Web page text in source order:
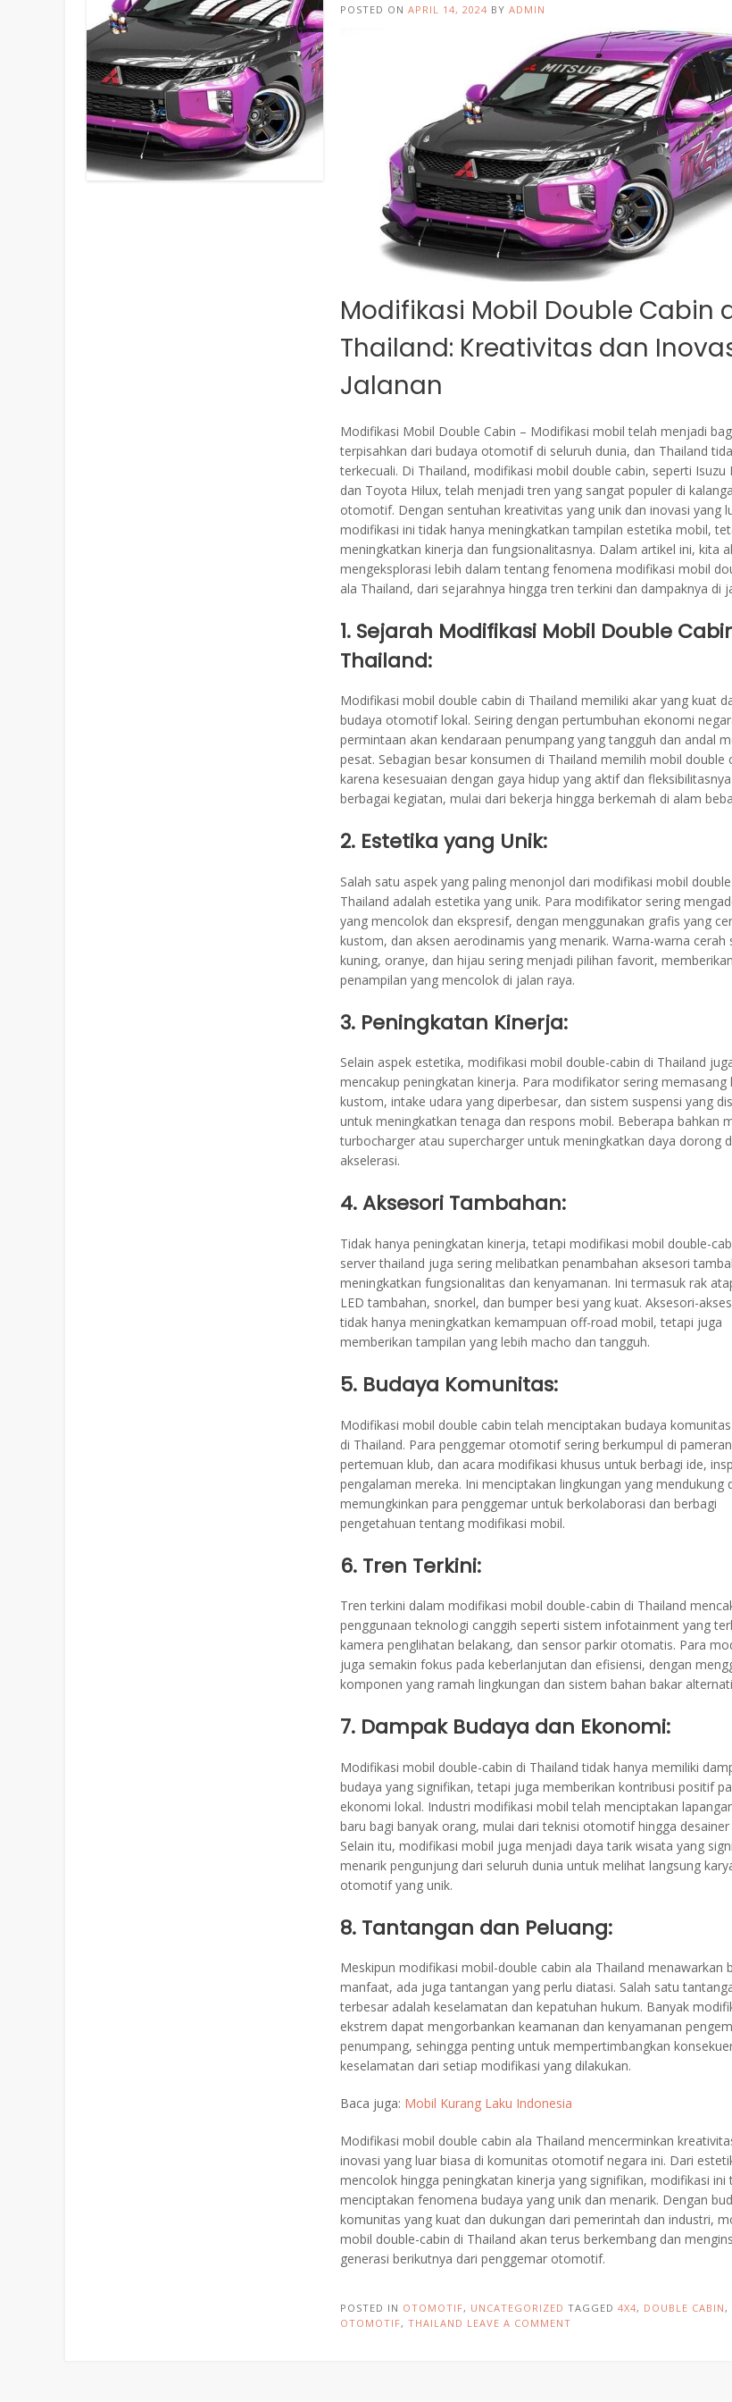
POSTED ONAPRIL 14, 2024 BYADMIN
Modifikasi Mobil Double Cabin
Thailand: Kreativitas dan
Jalanan
Modifikasi Mobil Double Cabin – Modifikasi mobil telah menjadi
terpisahkan dari budaya otomotif di seluruh dunia, dan Thailand
terkecuali. Di Thailand, modifikasi mobil double cabin, seperti Isuzu
dan Toyota Hilux, telah menjadi tren yang sangat populer di
otomotif. Dengan sentuhan kreativitas yang unik dan inovasi yang
modifikasi ini tidak hanya meningkatkan tampilan estetika mobil,
meningkatkan kinerja dan fungsionalitasnya. Dalam artikel ini, kita
mengeksplorasi lebih dalam tentang fenomena modifikasi mobil
ala Thailand, dari sejarahnya hingga tren terkini dan dampaknya di
1. Sejarah Modifikasi Mobil Double
Thailand:
Modifikasi mobil double cabin di Thailand memiliki akar yang kuat
budaya otomotif lokal. Seiring dengan pertumbuhan ekonomi
permintaan akan kendaraan penumpang yang tangguh dan andal
pesat. Sebagian besar konsumen di Thailand memilih mobil double
karena kesesuaian dengan gaya hidup yang aktif dan
berbagai kegiatan, mulai dari bekerja hingga berkemah di alam
2. Estetika yang Unik:
Salah satu aspek yang paling menonjol dari modifikasi mobil
Thailand adalah estetika yang unik. Para modifikator sering
yang mencolok dan ekspresif, dengan menggunakan grafis yang
kustom, dan aksen aerodinamis yang menarik. Warna-warna cerah
kuning, oranye, dan hijau sering menjadi pilihan favorit,
penampilan yang mencolok di jalan raya.
3. Peningkatan Kinerja:
Selain aspek estetika, modifikasi mobil double-cabin di Thailand
mencakup peningkatan kinerja. Para modifikator sering memasang
kustom, intake udara yang diperbesar, dan sistem suspensi yang
untuk meningkatkan tenaga dan respons mobil. Beberapa bahkan
turbocharger atau supercharger untuk meningkatkan daya dorong
akselerasi.
4. Aksesori Tambahan:
Tidak hanya peningkatan kinerja, tetapi modifikasi mobil double-
server thailand juga sering melibatkan penambahan aksesori
meningkatkan fungsionalitas dan kenyamanan. Ini termasuk rak
LED tambahan, snorkel, dan bumper besi yang kuat. Aksesori-
tidak hanya meningkatkan kemampuan off-road mobil, tetapi juga
memberikan tampilan yang lebih macho dan tangguh.
5. Budaya Komunitas:
Modifikasi mobil double cabin telah menciptakan budaya
di Thailand. Para penggemar otomotif sering berkumpul di
pertemuan klub, dan acara modifikasi khusus untuk berbagi ide,
pengalaman mereka. Ini menciptakan lingkungan yang mendukung
memungkinkan para penggemar untuk berkolaborasi dan berbagi
pengetahuan tentang modifikasi mobil.
6. Tren Terkini:
Tren terkini dalam modifikasi mobil double-cabin di Thailand
penggunaan teknologi canggih seperti sistem infotainment yang
kamera penglihatan belakang, dan sensor parkir otomatis. Para
juga semakin fokus pada keberlanjutan dan efisiensi, dengan
komponen yang ramah lingkungan dan sistem bahan bakar
7. Dampak Budaya dan Ekonomi:
Modifikasi mobil double-cabin di Thailand tidak hanya memiliki
budaya yang signifikan, tetapi juga memberikan kontribusi positif
ekonomi lokal. Industri modifikasi mobil telah menciptakan
baru bagi banyak orang, mulai dari teknisi otomotif hingga desainer
Selain itu, modifikasi mobil juga menjadi daya tarik wisata yang
menarik pengunjung dari seluruh dunia untuk melihat langsung
otomotif yang unik.
8. Tantangan dan Peluang:
Meskipun modifikasi mobil-double cabin ala Thailand menawarkan
manfaat, ada juga tantangan yang perlu diatasi. Salah satu
terbesar adalah keselamatan dan kepatuhan hukum. Banyak
ekstrem dapat mengorbankan keamanan dan kenyamanan
penumpang, sehingga penting untuk mempertimbangkan
keselamatan dari setiap modifikasi yang dilakukan.
Baca juga: Mobil Kurang Laku Indonesia
Modifikasi mobil double cabin ala Thailand mencerminkan
inovasi yang luar biasa di komunitas otomotif negara ini. Dari
mencolok hingga peningkatan kinerja yang signifikan, modifikasi ini
menciptakan fenomena budaya yang unik dan menarik. Dengan
komunitas yang kuat dan dukungan dari pemerintah dan industri,
mobil double-cabin di Thailand akan terus berkembang dan
generasi berikutnya dari penggemar otomotif.
POSTED IN OTOMOTIF, UNCATEGORIZED TAGGED4X4, DOUBLE CABIN,
OTOMOTIF,THAILAND LEAVE A COMMENT